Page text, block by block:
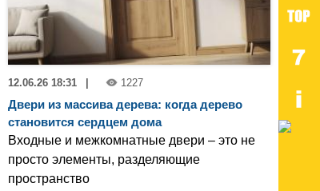
12.06.26 18:31 1227
Двери из массива дерева: когда дерево
становится сердцем дома
Входные и межкомнатные двери – это не
просто элементы, разделяющие
пространство